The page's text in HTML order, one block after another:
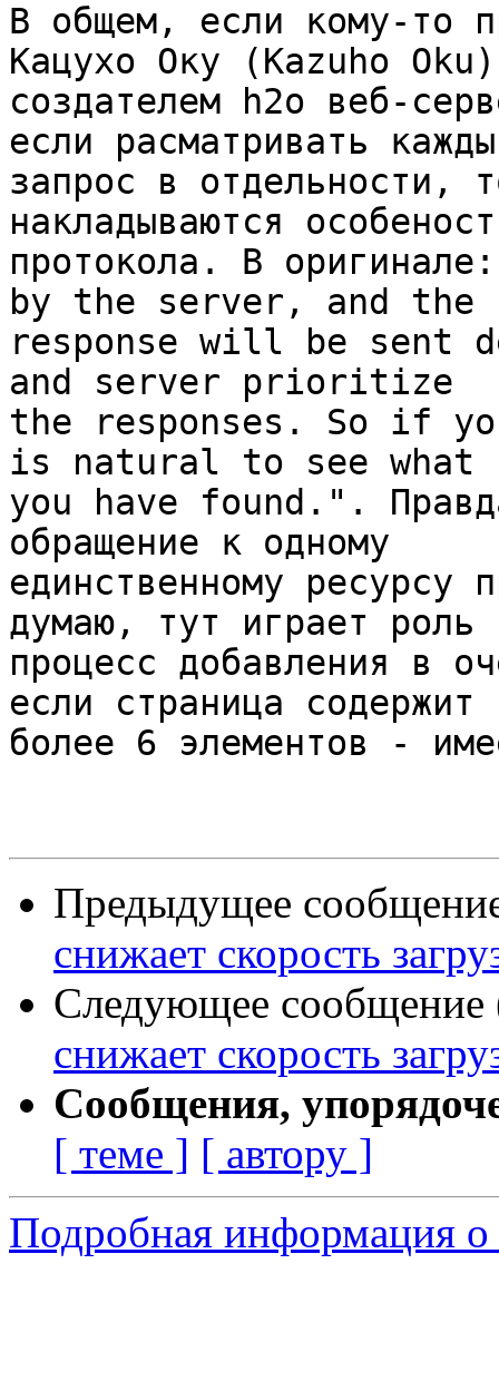
В общем, если кому-то
Кацухо Оку (Kazuho
создателем h2o веб-
если расматривать
запрос в
накладываются
протокола. В
by the server, and the
response will be sent
and server prioritize
the responses. So if
is natural to see what
you have found.".
обращение к одному
единственному ресурсу
думаю, тут играет роль
процесс добавления в
если страница содержит
более 6 элементов -
Предыдущее
снижает скорость
Следующее сообщение
снижает скорость
Сообщения,
[ теме ] [ автору ]
Подробная информация